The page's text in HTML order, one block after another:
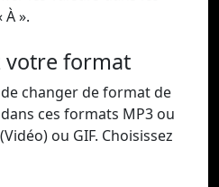
À ».
votre format
changer de format de
ces formats MP3 ou
ou GIF. Choisissez